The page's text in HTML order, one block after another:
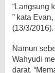
“Langsung
” kata
(13/3/2016).
Namun
Wahyudi
darat.